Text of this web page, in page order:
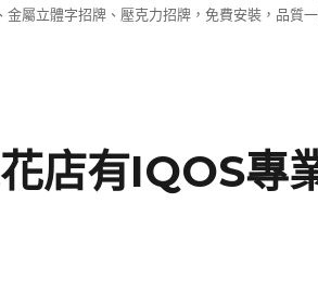
屬立體字招牌、壓克力招牌，免費安裝，品質
店有IQOS專